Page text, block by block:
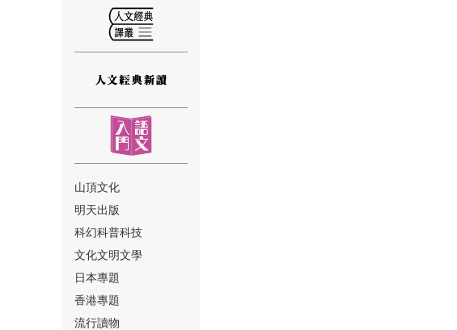
⑫
⑬
山頂文化
明天出版
科幻科普科技
文化文明文學
日本專題
香港專題
流行讀物